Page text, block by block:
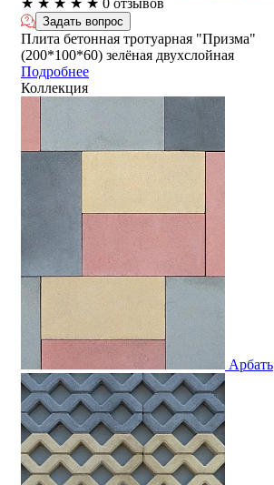
Задать вопрос
Плита бетонная тротуарная "Призма"
(200*100*60) зелёная двухслойная
Подробнее
Коллекция
Арбать